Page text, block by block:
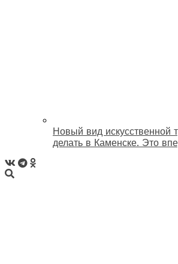
Новый вид искусственной
делать в Каменске. Это